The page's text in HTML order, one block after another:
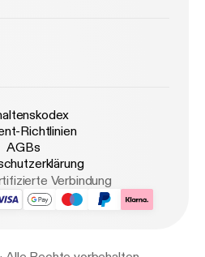
Richtlinien
AGBs
Verbindung